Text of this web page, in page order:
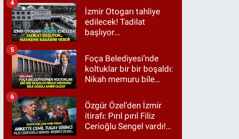
İzmir Otogarı tahliye
edilecek! Tadilat
başlıyor...
4
Foça Belediyesi’nde
koltuklar bir bir boşaldı:
Nikah memuru bile
5
Özgür Özel'den İzmir
itirafı: Pırıl pırıl Filiz
Cerioğlu Sengel vardı!
6